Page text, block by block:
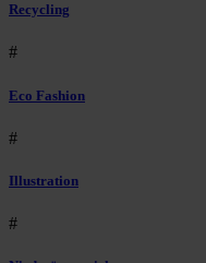
Recycling
#
Eco Fashion
#
Illustration
#